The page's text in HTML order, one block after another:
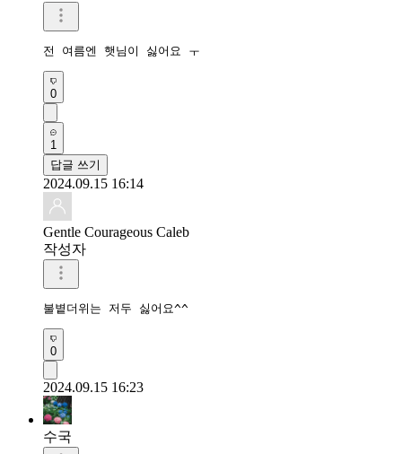
전 여름엔 햇님이 싫어요 ㅜ
0
1
답글 쓰기
2024.09.15 16:14
Gentle Courageous Caleb
작성자
불볕더위는 저두 싫어요^^
0
2024.09.15 16:23
수국